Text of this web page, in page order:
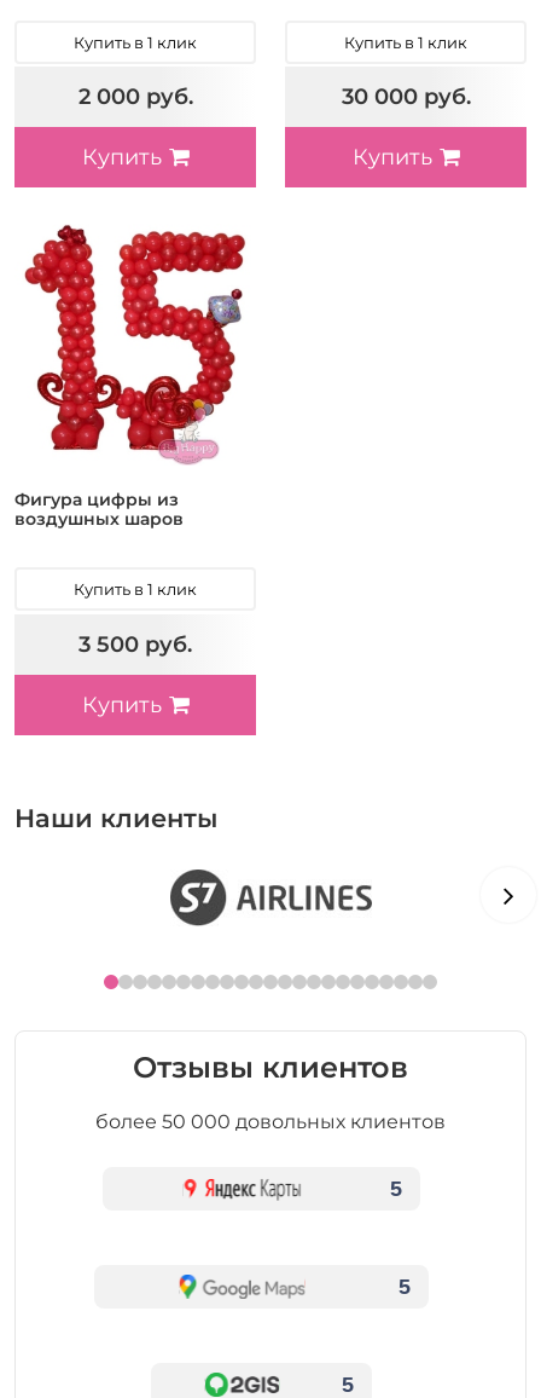
Купить в 1 клик
2 000 руб.
Купить
Купить в 1 клик
30 000 руб.
Купить
Фигура цифры из
воздушных шаров
Купить в 1 клик
3 500 руб.
Купить
Наши клиенты
Отзывы клиентов
более 50 000 довольных клиентов
5
5
5